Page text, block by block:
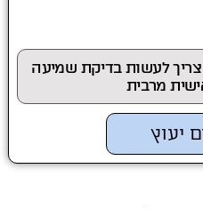
לעשות בדיקת שמיעה
מרבית
יעוץ